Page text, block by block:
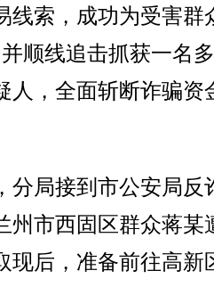
线索，成功为受害群
顺线追击抓获一名
人，全面斩断诈骗资
局接到市公安局反
州市西固区群众蒋某
现后，准备前往高新